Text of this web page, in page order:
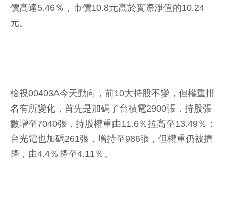
價高達5.46％，市價10.8元高於實際淨值的10.24
元。
檢視00403A今天動向，前10大持股不變，但權重排
名有所變化，首先是加碼了台積電2900張，持股張
數增至7040張，持股權重由11.6％拉高至13.49％；
台光電也加碼261張，增持至986張，但權重仍被擠
降，由4.4％降至4.11％。